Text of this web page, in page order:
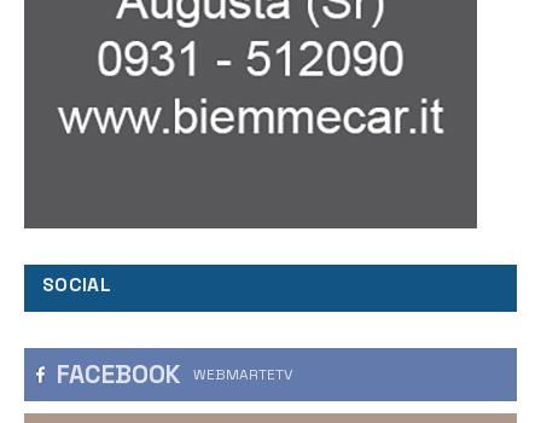
SOCIAL
FACEBOOK WEBMARTETV